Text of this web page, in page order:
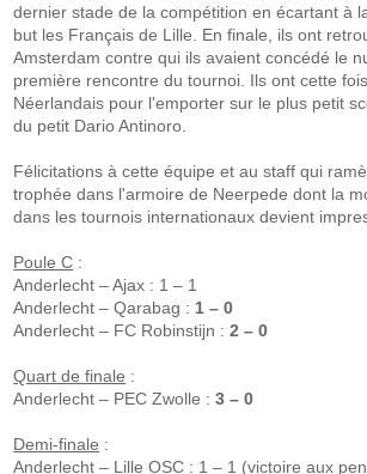
dernier stade de la compétition en écartant à
but les Français de Lille. En finale, ils ont
Amsterdam contre qui ils avaient concédé le
première rencontre du tournoi. Ils ont cette
Néerlandais pour l'emporter sur le plus petit
du petit Dario Antinoro.
Félicitations à cette équipe et au staff qui
trophée dans l'armoire de Neerpede dont la
dans les tournois internationaux devient
Poule C :
Anderlecht – Ajax : 1 – 1
Anderlecht – Qarabag : 1 – 0
Anderlecht – FC Robinstijn :2 – 0
Quart de finale :
Anderlecht – PEC Zwolle :3 – 0
Demi-finale :
Anderlecht – Lille OSC : 1 – 1 (victoire aux